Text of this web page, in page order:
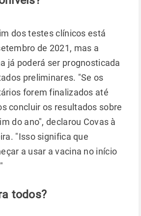
dos testes clínicos está
de 2021, mas a
já poderá ser prognosticada
preliminares. "Se os
forem finalizados até
concluir os resultados sobre
do ano", declarou Covas à
"Isso significa que
a usar a vacina no início
todos?